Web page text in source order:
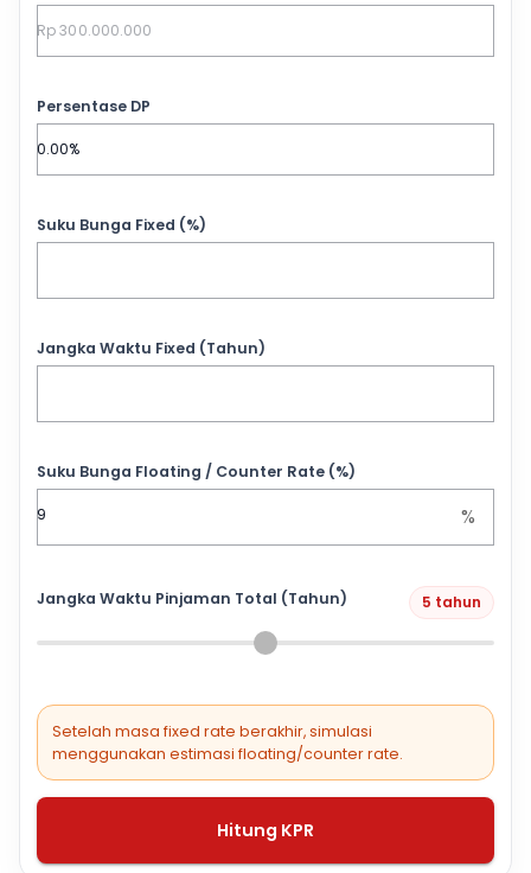
Persentase DP
Suku Bunga Fixed (%)
Jangka Waktu Fixed (Tahun)
Suku Bunga Floating / Counter Rate (%)
%
Jangka Waktu Pinjaman Total (Tahun) 5 tahun
Setelah masa fixed rate berakhir, simulasi
menggunakan estimasi floating/counter rate.
Hitung KPR